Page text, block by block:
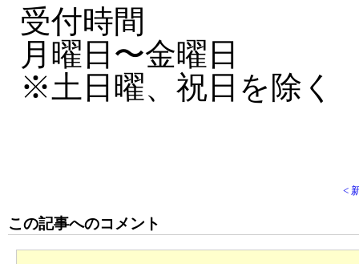
受付時間
月曜日〜金曜日
※土日曜、祝日を除く
<
この記事へのコメント